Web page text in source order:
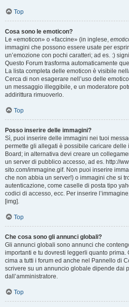
Top
Cosa sono le emoticon?
Le «emoticon» o «faccine» (in inglese,
immagini che possono essere usate per
un’emozione con pochi caratteri; ad es. :)
Questo Forum trasforma automaticamente
La lista completa delle emoticon è visibile
Cerca di non esagerare nell’uso delle
un messaggio illeggibile, e un moderatore
addirittura rimuoverlo.
Top
Posso inserire delle immagini?
Sì, puoi inserire delle immagini nei tuoi
permette gli allegati è possibile caricare
Board; in alternativa devi creare un
un server di pubblico accesso, ad es. http://
sito.com/immagine.gif. Non puoi inserire
che non abbia un server!) o immagini che si
autenticazione, come caselle di posta tipo
codici di accesso, ecc. Per inserire
[img].
Top
Che cosa sono gli annunci globali?
Gli annunci globali sono annunci che
importanti e tu dovresti leggerli quanto
cima a tutti i forum ed anche nel Pannello di
scrivere su un annuncio globale dipende dai
dall’amministratore.
Top